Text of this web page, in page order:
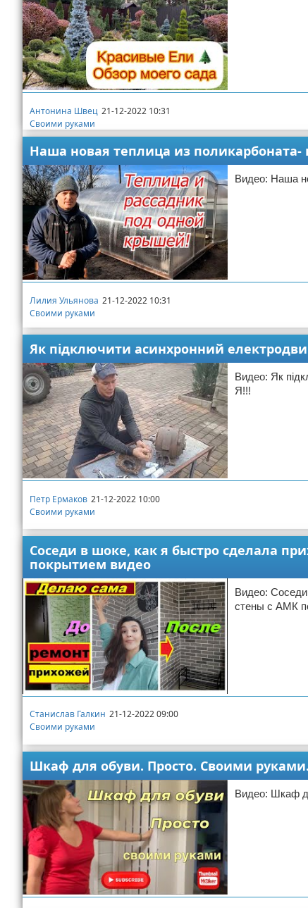
Антонина Швец 21-12-2022 10:31
Своими руками
Наша новая теплица из
Видео: Наша
Лилия Ульянова 21-12-2022 10:31
Своими руками
Як підключити асинхронний
Видео: Як
Я!!!
Петр Ермаков 21-12-2022 10:00
Своими руками
Соседи в шоке, как я быстро сделала
покрытием видео
Видео:
стены с АМК
Станислав Галкин 21-12-2022 09:00
Своими руками
Шкаф для обуви. Просто. Своими
Видео: Шкаф